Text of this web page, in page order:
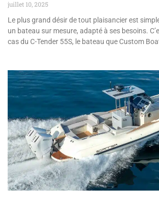
juillet 10, 2025
Le plus grand désir de tout plaisancier est
un bateau sur mesure, adapté à ses besoins.
cas du C-Tender 55S, le bateau que Custom